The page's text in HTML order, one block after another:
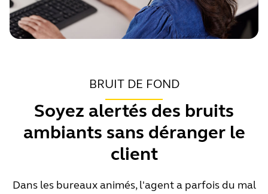
même lorsque le microphone est mal positionné.
Mais dans les espaces bruyants, vous aurez tout
intérêt à le placer correctement.
BRUIT DE FOND
Soyez alertés des bruits
ambiants sans déranger le
client
Dans les bureaux animés, l'agent a parfois du mal